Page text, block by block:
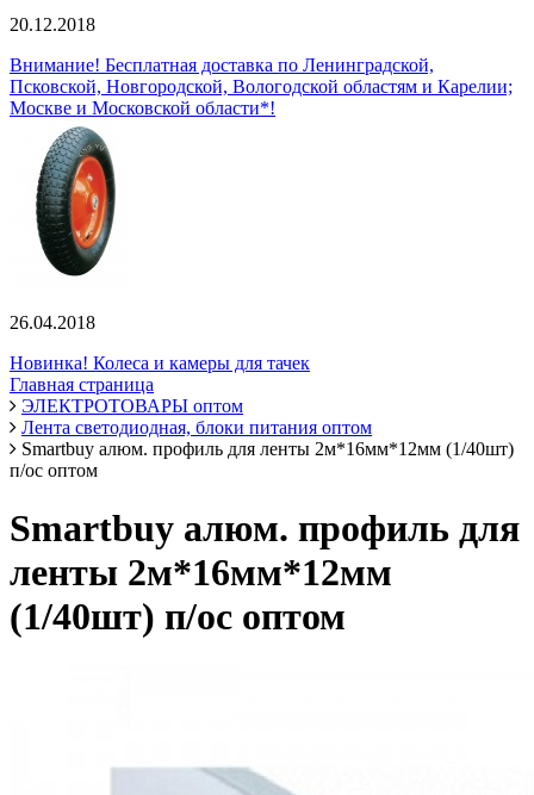
20.12.2018
Внимание! Бесплатная доставка по Ленинградской,
Псковской, Новгородской, Вологодской областям и Карелии;
Москве и Московской области*!
26.04.2018
Новинка! Колеса и камеры для тачек
Главная страница
ЭЛЕКТРОТОВАРЫ оптом
Лента светодиодная, блоки питания оптом
Smartbuy алюм. профиль для ленты 2м*16мм*12мм (1/40шт)
п/ос оптом
Smartbuy алюм. профиль для
ленты 2м*16мм*12мм
(1/40шт) п/ос оптом